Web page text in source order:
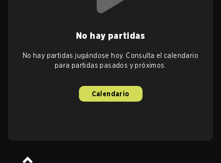
No hay partidas
No hay partidas jugándose hoy. Consulta el calendario
para partidas pasados y próximos.
Calendario